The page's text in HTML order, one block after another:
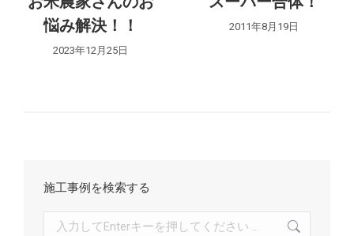
ョ悩み解決！！
2023年12月25日
2011年8月19日
施工事例を検索する